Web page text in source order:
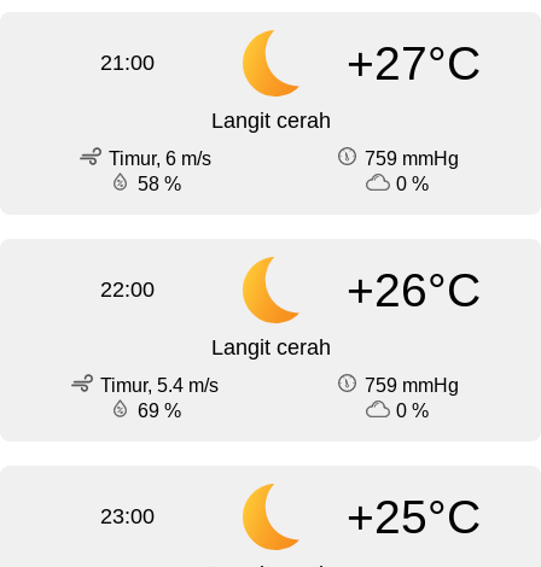
21:00 +27°C
Langit cerah
Timur, 6 m/s
759 mmHg
58 %
0 %
22:00 +26°C
Langit cerah
Timur, 5.4 m/s
759 mmHg
69 %
0 %
23:00 +25°C